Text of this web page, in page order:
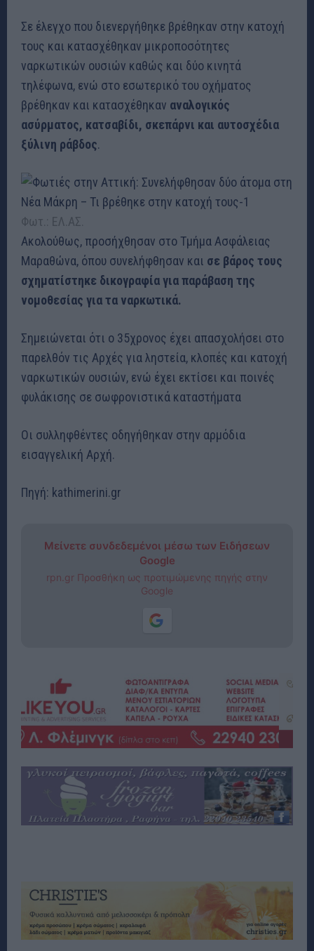
Σε έλεγχο που διενεργήθηκε βρέθηκαν στην κατοχή
τους και κατασχέθηκαν μικροποσότητες
ναρκωτικών ουσιών καθώς και δύο κινητά
τηλέφωνα, ενώ στο εσωτερικό του οχήματος
βρέθηκαν και κατασχέθηκαν αναλογικός
ασύρματος, κατσαβίδι, σκεπάρνι και αυτοσχέδια
ξύλινη ράβδος.
Φωτ.: ΕΛ.ΑΣ.
Ακολούθως, προσήχθησαν στο Τμήμα Ασφάλειας
Μαραθώνα, όπου συνελήφθησαν και σε βάρος τους
σχηματίστηκε δικογραφία για παράβαση της
νομοθεσίας για τα ναρκωτικά.
Σημειώνεται ότι ο 35χρονος έχει απασχολήσει στο
παρελθόν τις Αρχές για ληστεία, κλοπές και κατοχή
ναρκωτικών ουσιών, ενώ έχει εκτίσει και ποινές
φυλάκισης σε σωφρονιστικά καταστήματα
Οι συλληφθέντες οδηγήθηκαν στην αρμόδια
εισαγγελική Αρχή.
Πηγή: kathimerini.gr
Μείνετε συνδεδεμένοι μέσω των Ειδήσεων
Google
rpn.gr Προσθήκη ως προτιμώμενης πηγής στην
Google